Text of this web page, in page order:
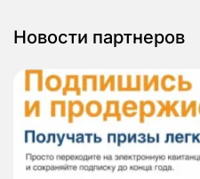
Новости партнеров